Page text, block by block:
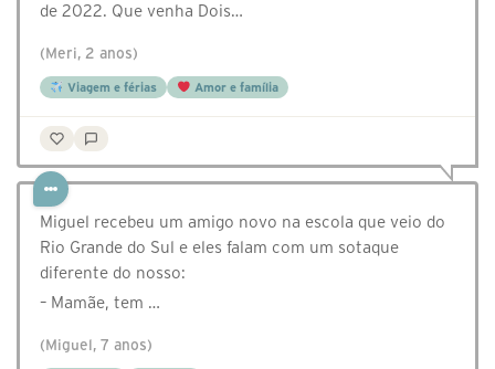
de 2022. Que venha Dois…
(Meri, 2 anos)
Viagem e férias Amor e família
Miguel recebeu um amigo novo na escola que veio do
Rio Grande do Sul e eles falam com um sotaque
diferente do nosso:
– Mamãe, tem …
(Miguel, 7 anos)